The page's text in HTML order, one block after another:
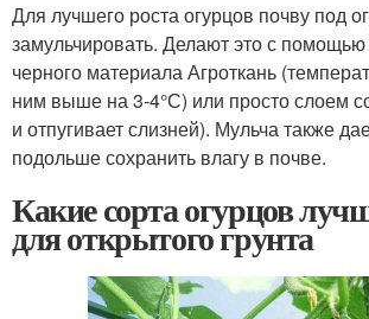
Для лучшего роста огурцов почву под
замульчировать. Делают это с
черного материала Агроткань
ним выше на 3-4°С) или просто слоем
и отпугивает слизней). Мульча также
подольше сохранить влагу в почве.
Какие сорта огурцов
для открытого грунта